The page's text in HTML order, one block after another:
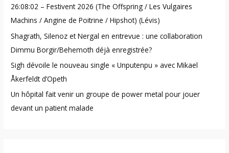
r
:
26:08:02 – Festivent 2026 (The Offspring / Les Vulgaires
Machins / Angine de Poitrine / Hipshot) (Lévis)
Shagrath, Silenoz et Nergal en entrevue : une collaboration
Dimmu Borgir/Behemoth déjà enregistrée?
Sigh dévoile le nouveau single « Unputenpu » avec Mikael
Åkerfeldt d’Opeth
Un hôpital fait venir un groupe de power metal pour jouer
devant un patient malade